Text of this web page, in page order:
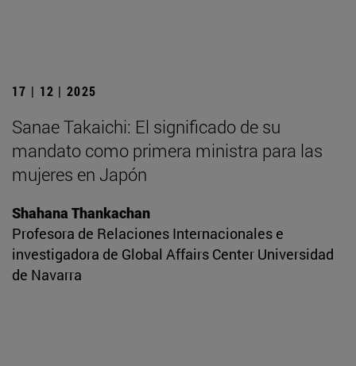
17 | 12 | 2025
Sanae Takaichi: El significado de su
mandato como primera ministra para las
mujeres en Japón
Shahana Thankachan
Profesora de Relaciones Internacionales e
investigadora de Global Affairs Center Universidad
de Navarra